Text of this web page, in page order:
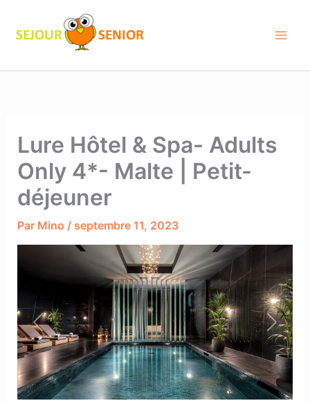
contenu
Lure Hôtel & Spa- Adults
Only 4*- Malte | Petit-
déjeuner
Par Mino / septembre 11, 2023
Previous Next